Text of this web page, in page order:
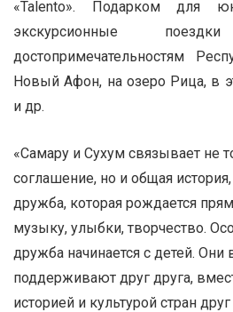
«Talento». Подарком для
экскурсионные
достопримечательностям
Новый Афон, на озеро Рица, в
и др.
«Самару и Сухум связывает не
соглашение, но и общая
дружба, которая рождается
музыку, улыбки, творчество.
дружба начинается с детей. Они
поддерживают друг друга,
историей и культурой стран